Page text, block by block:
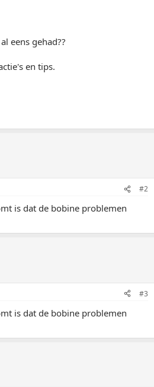
eens gehad??
en tips.
#2
is dat de bobine problemen
#3
is dat de bobine problemen